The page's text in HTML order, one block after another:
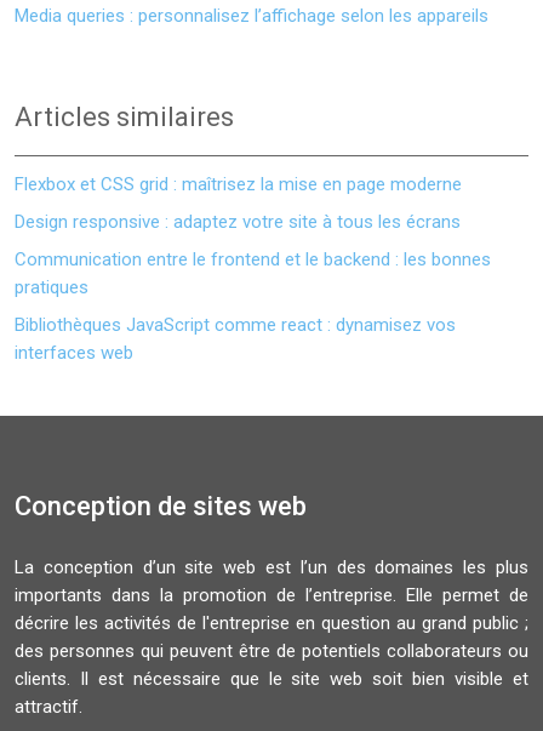
Media queries : personnalisez l’affichage selon les appareils
Articles similaires
Flexbox et CSS grid : maîtrisez la mise en page moderne
Design responsive : adaptez votre site à tous les écrans
Communication entre le frontend et le backend : les bonnes
pratiques
Bibliothèques JavaScript comme react : dynamisez vos
interfaces web
Conception de sites web
La conception d’un site web est l’un des domaines les plus
importants dans la promotion de l’entreprise. Elle permet de
décrire les activités de l'entreprise en question au grand public ;
des personnes qui peuvent être de potentiels collaborateurs ou
clients. Il est nécessaire que le site web soit bien visible et
attractif.